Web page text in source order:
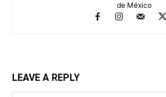
de México
LEAVE A REPLY